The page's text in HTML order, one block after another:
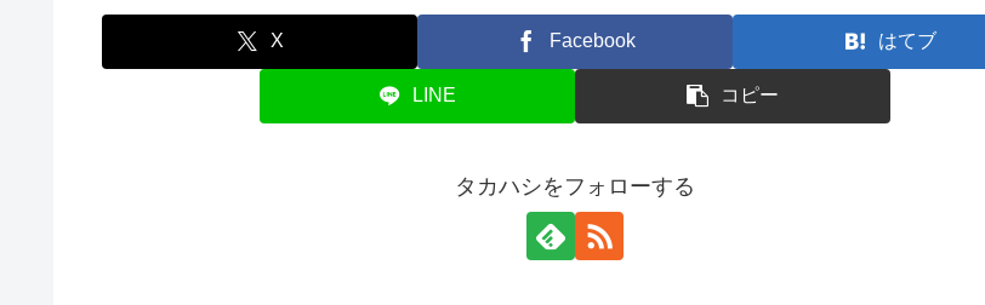
X Facebook はてブ
LINE コピー
タカハシをフォローする